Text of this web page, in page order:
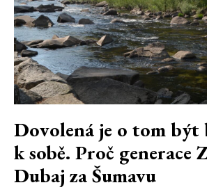
Dovolená je o tom být
k sobě. Proč generace
Dubaj za Šumavu